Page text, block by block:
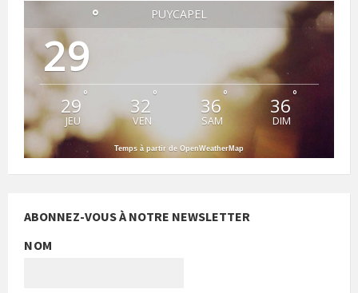
PUYCAPEL
29
°
29 °
JEU
32 °
VEN
36°
SAM
36°
DIM
Temps à partir de OpenWeatherMap
ABONNEZ-VOUS À NOTRE NEWSLETTER
NOM